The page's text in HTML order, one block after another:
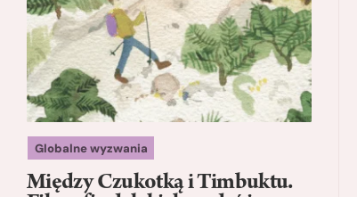
Globalne wyzwania
Między Czukotką i Timbuktu.